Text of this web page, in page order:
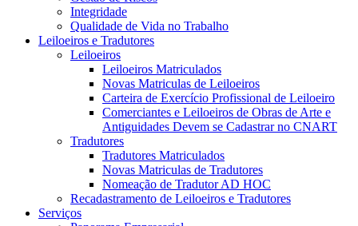
Integridade
Qualidade de Vida no Trabalho
Leiloeiros e Tradutores
Leiloeiros
Leiloeiros Matriculados
Novas Matriculas de Leiloeiros
Carteira de Exercício Profissional de Leiloeiro
Comerciantes e Leiloeiros de Obras de Arte e
Antiguidades Devem se Cadastrar no CNART
Tradutores
Tradutores Matriculados
Novas Matriculas de Tradutores
Nomeação de Tradutor AD HOC
Recadastramento de Leiloeiros e Tradutores
Serviços